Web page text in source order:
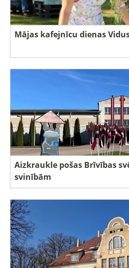
Mājas kafejnīcu dienas
Aizkraukle pošas Brīvības
svinībām